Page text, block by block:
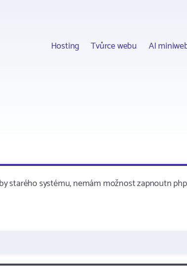
Hosting Tvůrce webu AI
starého systému, nemám možnost zapnoutn